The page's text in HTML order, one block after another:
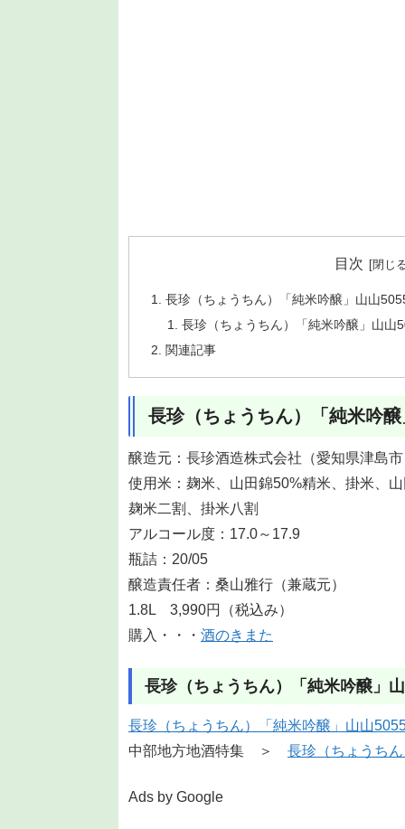
目次
長珍（ちょうちん）「純米吟醸」山山
長珍（ちょうちん）「純米吟醸」山山
関連記事
長珍（ちょうちん）「純米吟
醸造元：長珍酒造株式会社（愛知県津島
使用米：麹米、山田錦50%精米、掛米、
麹米二割、掛米八割
アルコール度：17.0～17.9
瓶詰：20/05
醸造責任者：桑山雅行（兼蔵元）
1.8L 3,990円（税込み）
購入・・・ 酒のきまた
長珍（ちょうちん）「純米吟醸」
長珍（ちょうちん）「純米吟醸」山山
中部地方地酒特集 ＞ 長珍（ちょうち
Ads by Google